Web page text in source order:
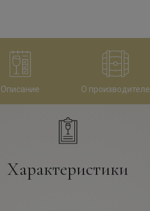
Описание О производителе
Характеристики